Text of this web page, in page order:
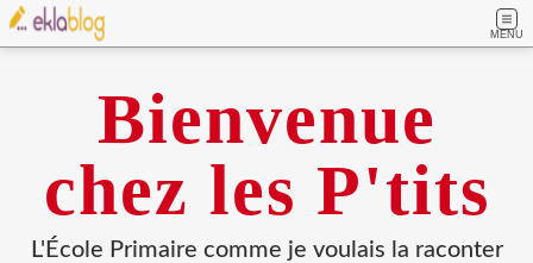
MENU
Bienvenue
chez les P'tits
L'École Primaire comme je voulais la raconter